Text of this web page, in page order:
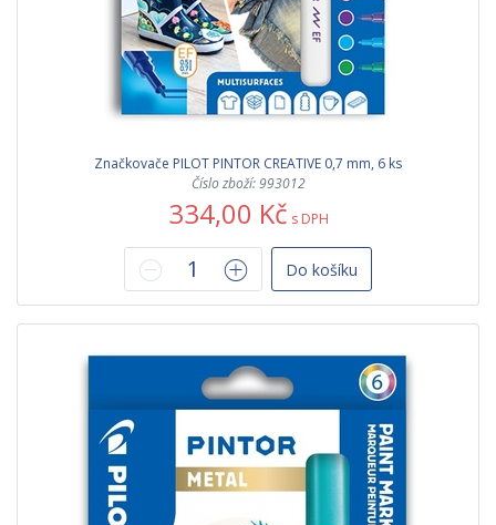
Značkovače PILOT PINTOR CREATIVE 0,7 mm, 6 ks
Číslo zboží: 993012
334,00 Kč s DPH
Do košíku